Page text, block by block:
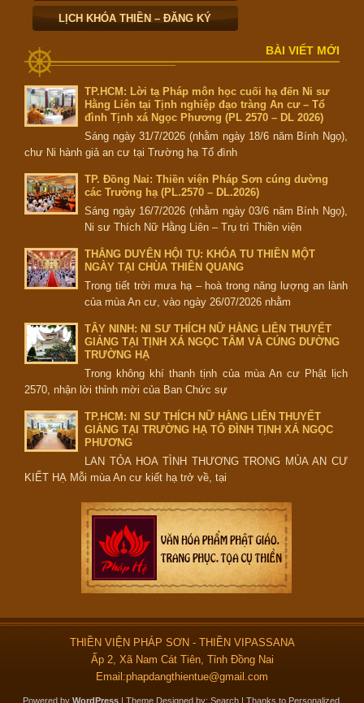
LỊCH KHÓA THIỀN – ĐĂNG KÝ
BÀI VIẾT MỚI
TP.HCM: Lời tạ Pháp môn học cuối hạ đến Ni sư
Hằng Liên tại Tịnh nghiệp đạo tràng An cư – Tổ
đình Tịnh xá Ngọc Phương (PL 2570 – DL 2026)
Sáng ngày 31/7/2026 (nhằm ngày 18/6 năm Bính Ngọ),
chư Ni hành giả an cư tại Trường hạ Tổ đình
TP. Đồng Nai: Thiền viện Pháp Sơn cúng dường
các Trường hạ (PL.2570 – DL.2026)
Sáng ngày 16/7/2026 (nhằm ngày 03/6 năm Bính Ngọ),
Ni sư Thích Nữ Hằng Liên – Trụ trì Thiền viện
THẮNG DUYÊN HỘI TỤ: KHÓA TU THIỀN MỘT
NGÀY TẠI CHÙA THIÊN QUANG
Trong tiết trời mưa hạ – hoà trong năng lượng an lành
của mùa An cư, vào ngày 26/07/2026 nhằm
TÂY NINH: NI SƯ THÍCH NỮ HẰNG LIÊN THUYẾT
GIẢNG TẠI TỊNH XÁ NGỌC TÂM VÀ CÚNG DƯỜNG
TRƯỜNG HẠ
Trong không khí thanh tịnh của mùa An cư Phật lịch
2570, nhận lời thỉnh mời của Ban Chức sự
TP.HCM: NI SƯ THÍCH NỮ HẰNG LIÊN THUYẾT
GIẢNG TẠI TRƯỜNG HẠ TỔ ĐÌNH TỊNH XÁ NGỌC
PHƯƠNG
LAN TỎA HOA TÌNH THƯƠNG TRONG MÙA AN CƯ
KIẾT HẠ Mỗi mùa An cư kiết hạ trở về, tại
THIỀN VIỆN PHÁP SƠN - THIỀN VIPASSANA
Ấp 2, Xã Nam Cát Tiên, Tỉnh Đồng Nai
Email:phapdangthientue@gmail.com
Powered by WordPress| Theme Designed by: Search| Thanks to Personalized,